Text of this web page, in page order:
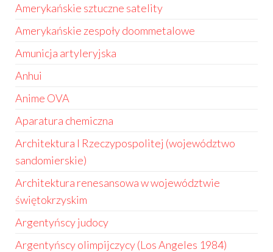
Amerykańskie sztuczne satelity
Amerykańskie zespoły doommetalowe
Amunicja artyleryjska
Anhui
Anime OVA
Aparatura chemiczna
Architektura I Rzeczypospolitej (województwo
sandomierskie)
Architektura renesansowa w województwie
świętokrzyskim
Argentyńscy judocy
Argentyńscy olimpijczycy (Los Angeles 1984)